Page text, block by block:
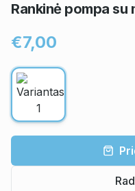
Rankinė pompa su
€7,00